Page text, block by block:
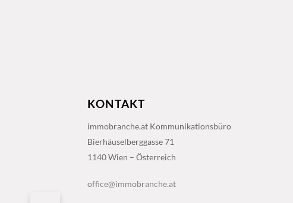
KONTAKT
immobranche.at Kommunikationsbüro
Bierhäuselberggasse 71
1140 Wien – Österreich
office@immobranche.at